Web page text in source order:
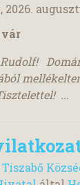
2026.
vár
...
Tiszabő